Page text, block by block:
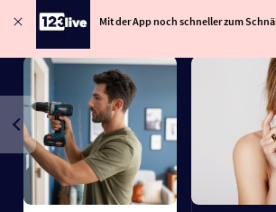
Mit der App noch schneller zum